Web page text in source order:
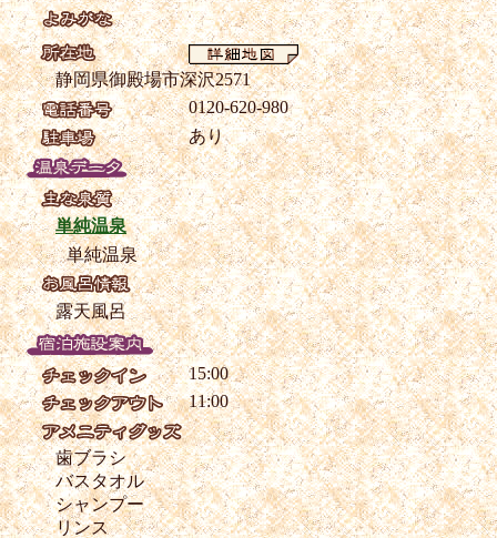
静岡県御殿場市深沢2571
0120-620-980
あり
単純温泉
単純温泉
露天風呂
15:00
11:00
歯ブラシ
バスタオル
シャンプー
リンス